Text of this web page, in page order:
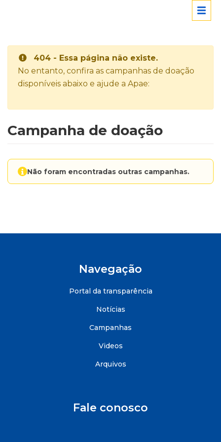
404 - Essa página não existe.
No entanto, confira as campanhas de doação
disponíveis abaixo e ajude a Apae:
Campanha de doação
Não foram encontradas outras campanhas.
Navegação
Portal da transparência
Notícias
Campanhas
Videos
Arquivos
Fale conosco